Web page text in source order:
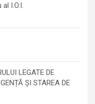
I.O.I.
LEGATE DE
ȘI STAREA DE